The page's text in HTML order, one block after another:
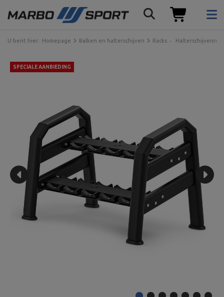
U bent hier: Homepage Balken en halterschijven Racks
SPECIALE AANBIEDING